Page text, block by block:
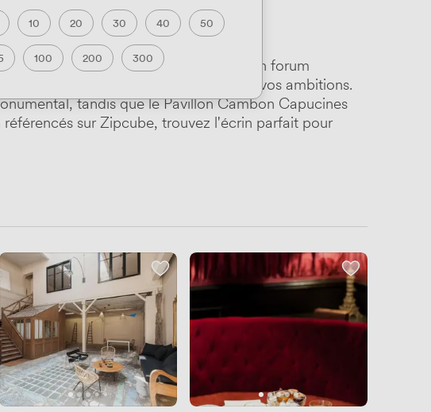
10 20 30 40 50
100 200 300
Théâtre Sport
ancienne Bourse reconvertie en forum
offre une palette exceptionnelle pour vos ambitions.
tandis que le Pavillon Cambon Capucines
sur Zipcube, trouvez l'écrin parfait pour